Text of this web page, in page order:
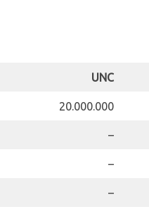
UNC
20.000.000
–
–
–